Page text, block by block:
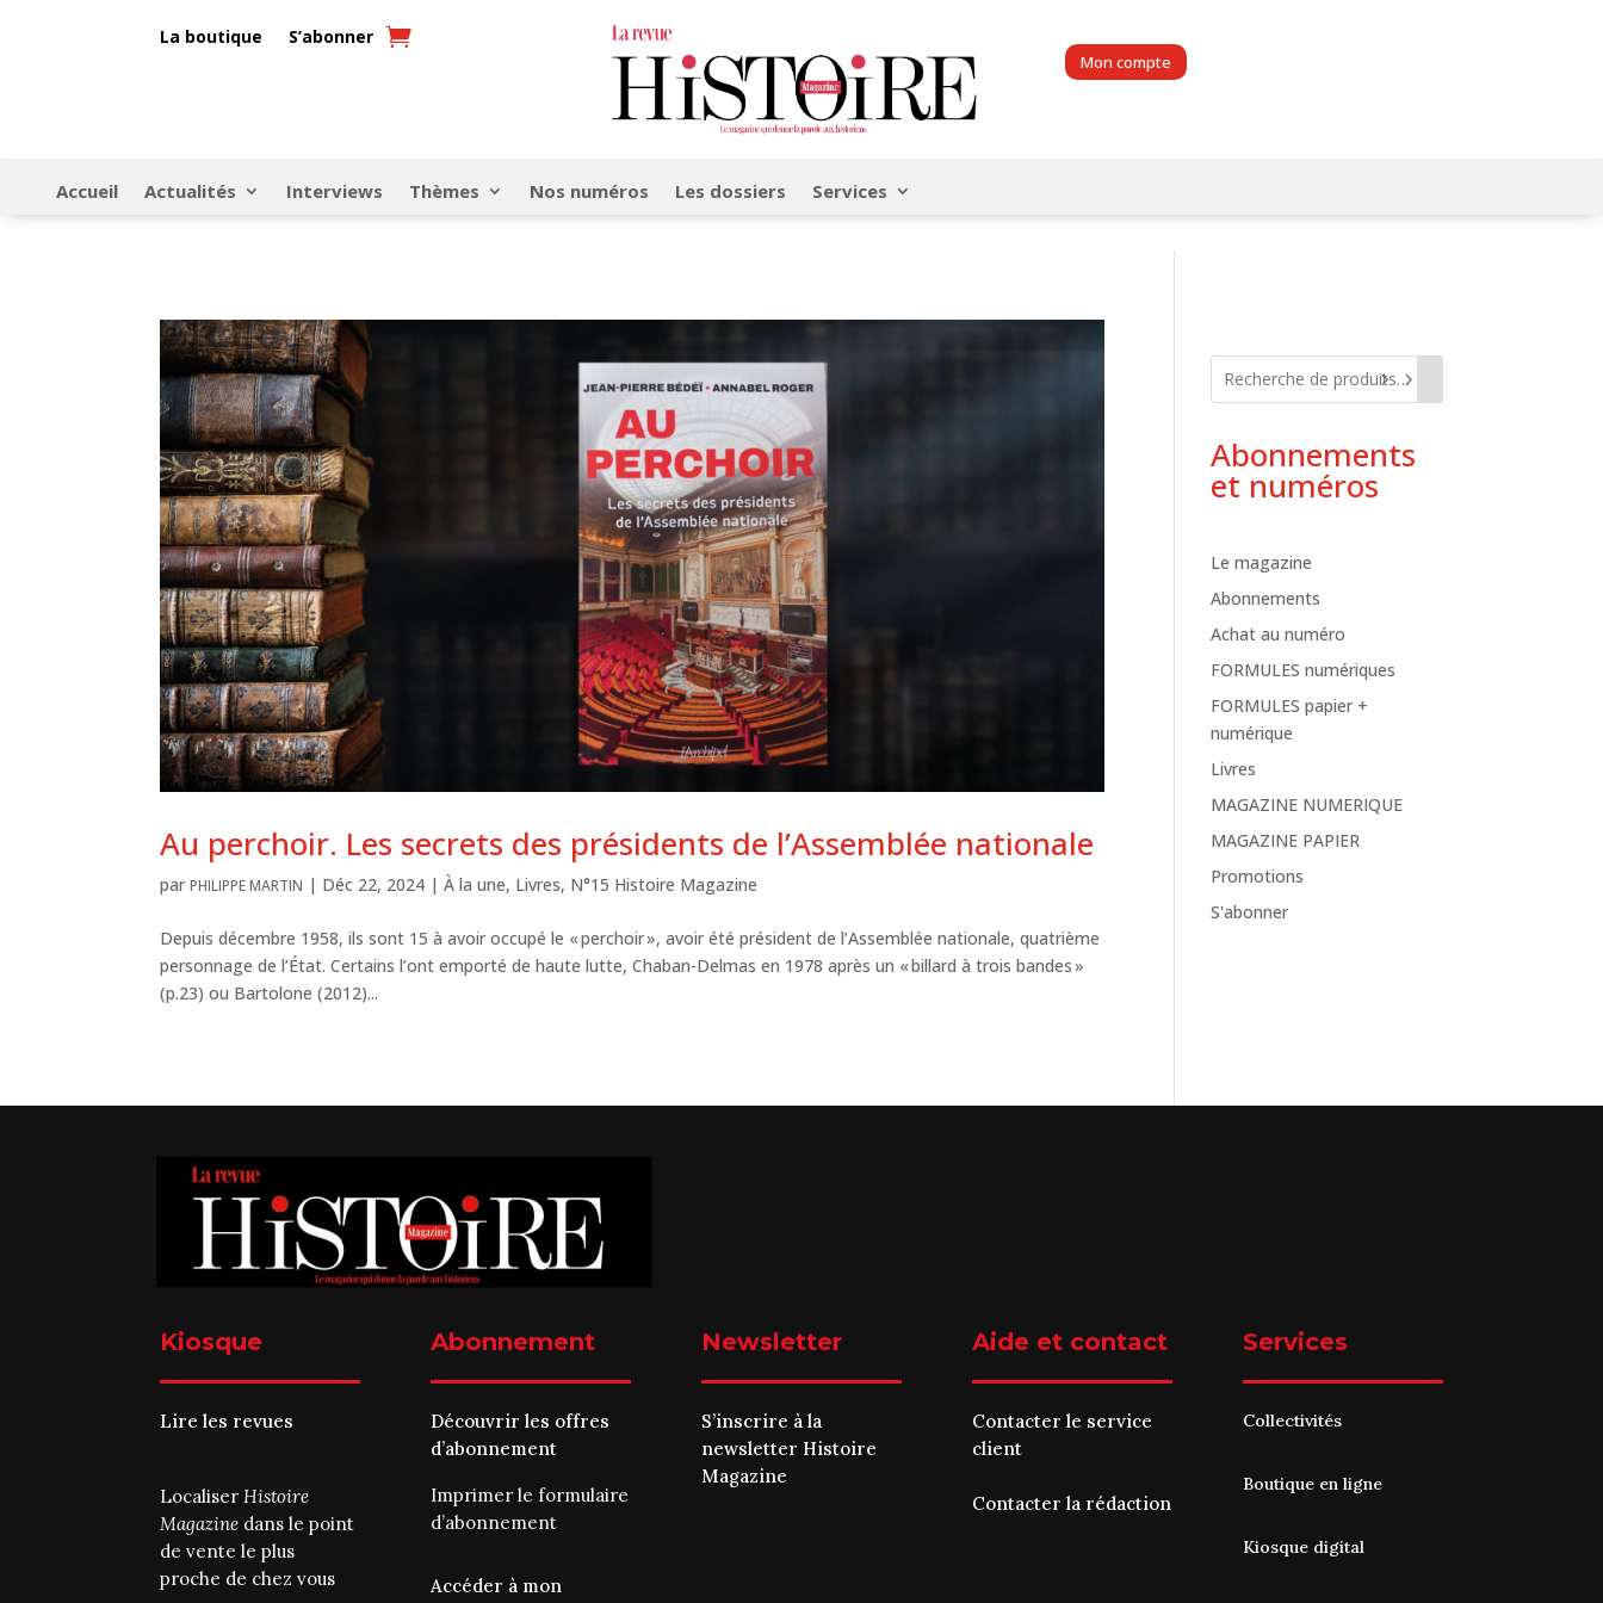
La boutique S’abonner
Mon compte
Accueil Actualités Interviews Thèmes Nos numéros Les dossiers Services
Au perchoir. Les secrets des présidents de l’Assemblée nationale
parPHILIPPE MARTIN | Déc 22, 2024 |À la une, Livres, N°15 Histoire Magazine
Depuis décembre 1958, ils sont 15 à avoir occupé le « perchoir », avoir été président de l’Assemblée nationale, quatrième
personnage de l’État. Certains l’ont emporté de haute lutte, Chaban-Delmas en 1978 après un « billard à trois bandes »
(p.23) ou Bartolone (2012)...
Abonnements
et numéros
Le magazine
Abonnements
Achat au numéro
FORMULES numériques
FORMULES papier +
numérique
Livres
MAGAZINE NUMERIQUE
MAGAZINE PAPIER
Promotions
S'abonner
Kiosque
Lire les revues
LocaliserHistoire
Magazine dans le point
de vente le plus
proche de chez vous
Abonnement
Découvrir les offres
d’abonnement
Imprimer leformulaire
d’abonnement
Accéder à mon
Newsletter
S’inscrire à la
newsletter Histoire
Magazine
Aide et contact
Contacter le service
client
Contacter la rédaction
Services
Collectivités
Boutique en ligne
Kiosque digital